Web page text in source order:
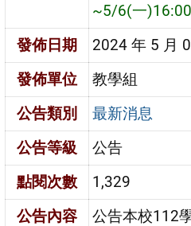
~5/6(一
發佈日期
2024 年 5 月
發佈單位
教學組
公告類別
最新消息
公告等級
公告
點閱次數
1,329
公告內容
公告本校112